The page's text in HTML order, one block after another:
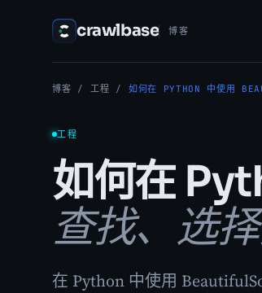
crawlbase 博客
博客 / 工程 / 如何在 PYTHON 中使用
工程
如何在
查找、选
在 Python 中使用